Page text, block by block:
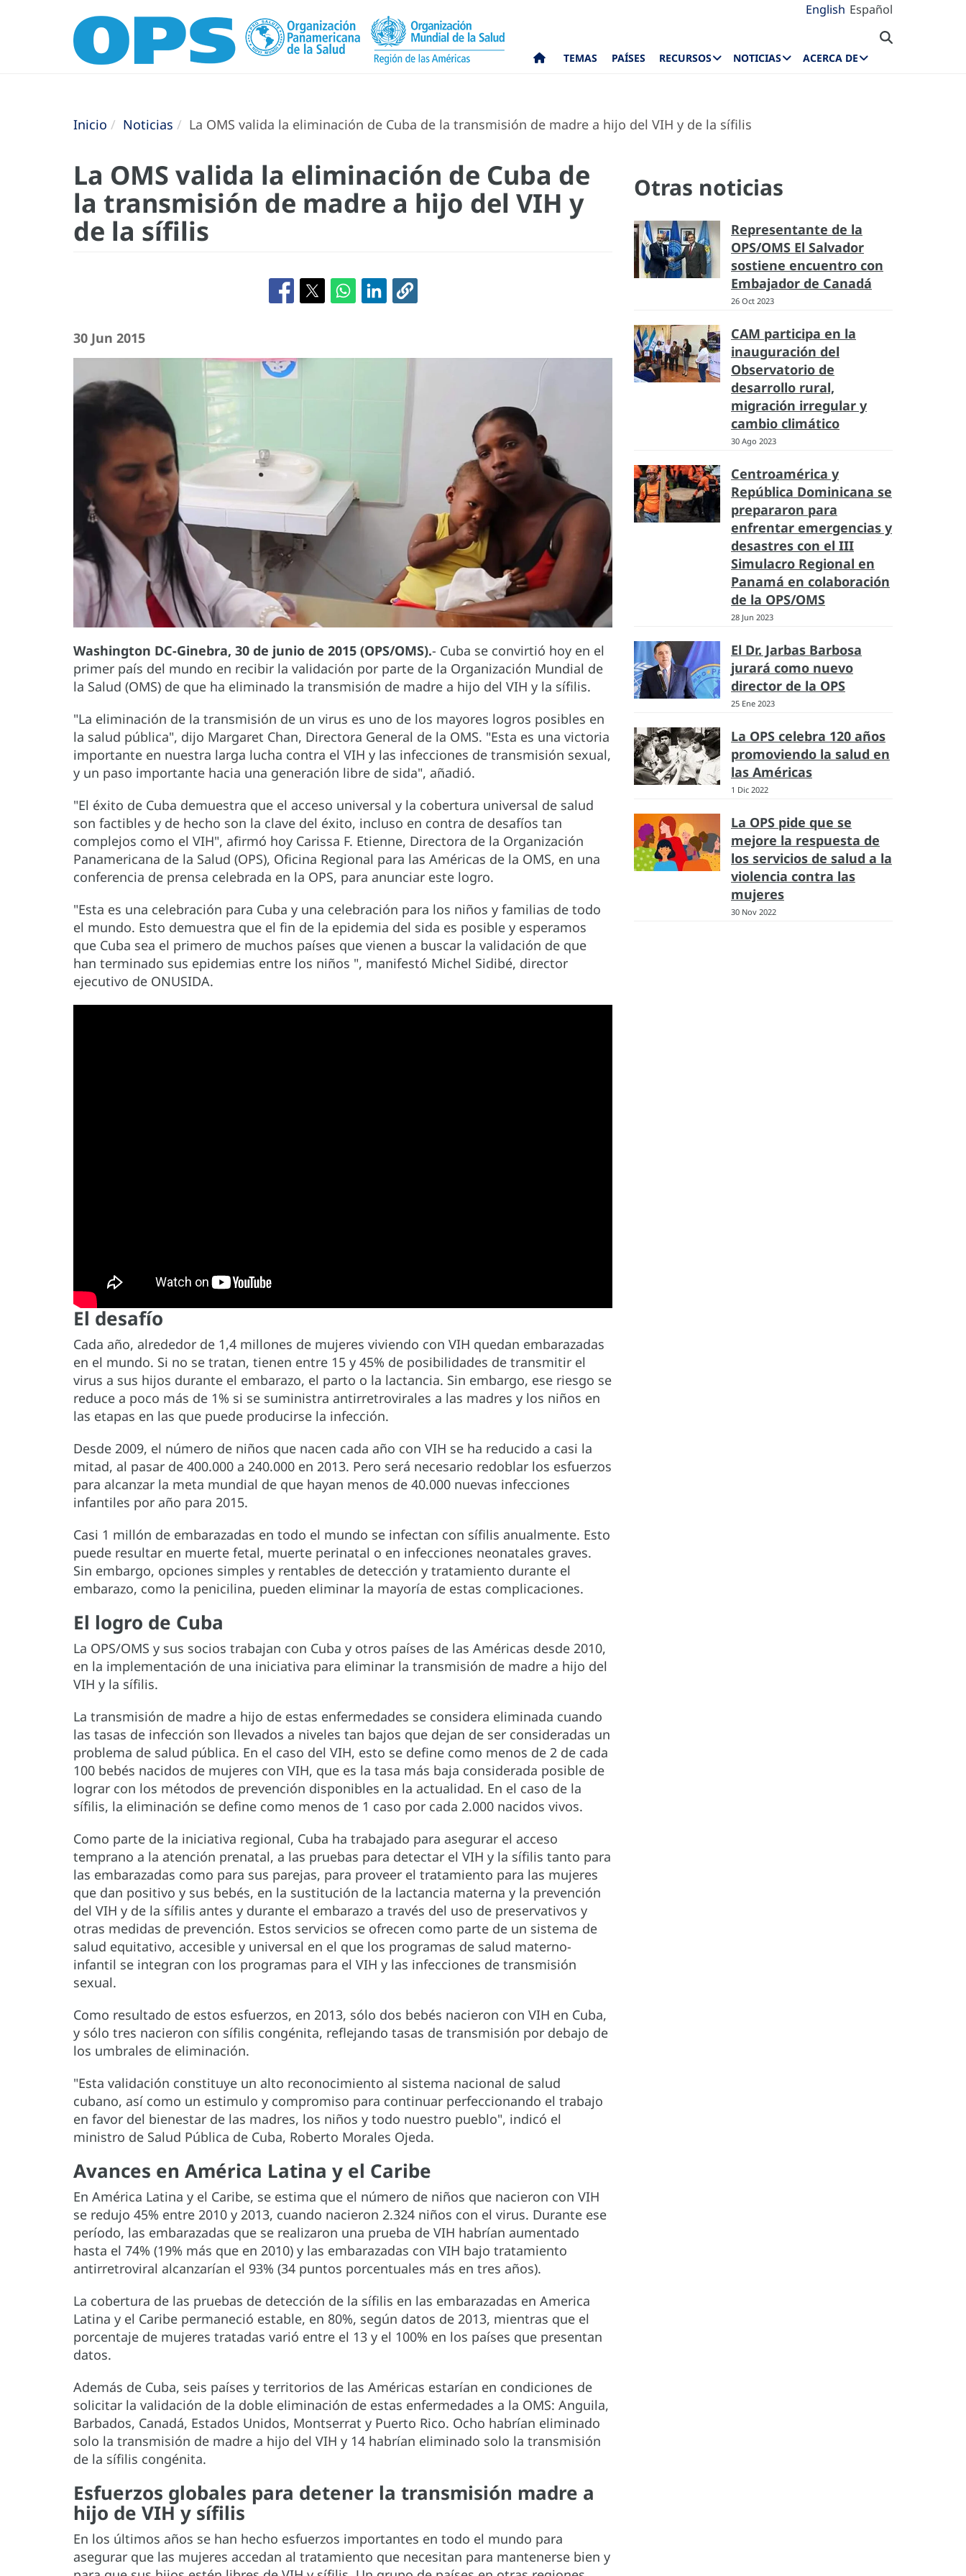
English Español
TEMAS PAÍSES RECURSOS NOTICIAS ACERCA DE
Inicio Noticias La OMS valida la eliminación de Cuba de la transmisión de madre a hijo del VIH y de la sífilis
La OMS valida la eliminación de Cuba de
la transmisión de madre a hijo del VIH y
de la sífilis
30 Jun 2015
Washington DC-Ginebra, 30 de junio de 2015 (OPS/OMS).- Cuba se convirtió hoy en el
primer país del mundo en recibir la validación por parte de la Organización Mundial de
la Salud (OMS) de que ha eliminado la transmisión de madre a hijo del VIH y la sífilis.
"La eliminación de la transmisión de un virus es uno de los mayores logros posibles en
la salud pública", dijo Margaret Chan, Directora General de la OMS. "Esta es una victoria
importante en nuestra larga lucha contra el VIH y las infecciones de transmisión sexual,
y un paso importante hacia una generación libre de sida", añadió.
"El éxito de Cuba demuestra que el acceso universal y la cobertura universal de salud
son factibles y de hecho son la clave del éxito, incluso en contra de desafíos tan
complejos como el VIH", afirmó hoy Carissa F. Etienne, Directora de la Organización
Panamericana de la Salud (OPS), Oficina Regional para las Américas de la OMS, en una
conferencia de prensa celebrada en la OPS, para anunciar este logro.
"Esta es una celebración para Cuba y una celebración para los niños y familias de todo
el mundo. Esto demuestra que el fin de la epidemia del sida es posible y esperamos
que Cuba sea el primero de muchos países que vienen a buscar la validación de que
han terminado sus epidemias entre los niños ", manifestó Michel Sidibé, director
ejecutivo de ONUSIDA.
El desafío
Cada año, alrededor de 1,4 millones de mujeres viviendo con VIH quedan embarazadas
en el mundo. Si no se tratan, tienen entre 15 y 45% de posibilidades de transmitir el
virus a sus hijos durante el embarazo, el parto o la lactancia. Sin embargo, ese riesgo se
reduce a poco más de 1% si se suministra antirretrovirales a las madres y los niños en
las etapas en las que puede producirse la infección.
Desde 2009, el número de niños que nacen cada año con VIH se ha reducido a casi la
mitad, al pasar de 400.000 a 240.000 en 2013. Pero será necesario redoblar los esfuerzos
para alcanzar la meta mundial de que hayan menos de 40.000 nuevas infecciones
infantiles por año para 2015.
Casi 1 millón de embarazadas en todo el mundo se infectan con sífilis anualmente. Esto
puede resultar en muerte fetal, muerte perinatal o en infecciones neonatales graves.
Sin embargo, opciones simples y rentables de detección y tratamiento durante el
embarazo, como la penicilina, pueden eliminar la mayoría de estas complicaciones.
El logro de Cuba
La OPS/OMS y sus socios trabajan con Cuba y otros países de las Américas desde 2010,
en la implementación de una iniciativa para eliminar la transmisión de madre a hijo del
VIH y la sífilis.
La transmisión de madre a hijo de estas enfermedades se considera eliminada cuando
las tasas de infección son llevados a niveles tan bajos que dejan de ser consideradas un
problema de salud pública. En el caso del VIH, esto se define como menos de 2 de cada
100 bebés nacidos de mujeres con VIH, que es la tasa más baja considerada posible de
lograr con los métodos de prevención disponibles en la actualidad. En el caso de la
sífilis, la eliminación se define como menos de 1 caso por cada 2.000 nacidos vivos.
Como parte de la iniciativa regional, Cuba ha trabajado para asegurar el acceso
temprano a la atención prenatal, a las pruebas para detectar el VIH y la sífilis tanto para
las embarazadas como para sus parejas, para proveer el tratamiento para las mujeres
que dan positivo y sus bebés, en la sustitución de la lactancia materna y la prevención
del VIH y de la sífilis antes y durante el embarazo a través del uso de preservativos y
otras medidas de prevención. Estos servicios se ofrecen como parte de un sistema de
salud equitativo, accesible y universal en el que los programas de salud materno-
infantil se integran con los programas para el VIH y las infecciones de transmisión
sexual.
Como resultado de estos esfuerzos, en 2013, sólo dos bebés nacieron con VIH en Cuba,
y sólo tres nacieron con sífilis congénita, reflejando tasas de transmisión por debajo de
los umbrales de eliminación.
"Esta validación constituye un alto reconocimiento al sistema nacional de salud
cubano, así como un estimulo y compromiso para continuar perfeccionando el trabajo
en favor del bienestar de las madres, los niños y todo nuestro pueblo", indicó el
ministro de Salud Pública de Cuba, Roberto Morales Ojeda.
Avances en América Latina y el Caribe
En América Latina y el Caribe, se estima que el número de niños que nacieron con VIH
se redujo 45% entre 2010 y 2013, cuando nacieron 2.324 niños con el virus. Durante ese
período, las embarazadas que se realizaron una prueba de VIH habrían aumentado
hasta el 74% (19% más que en 2010) y las embarazadas con VIH bajo tratamiento
antirretroviral alcanzarían el 93% (34 puntos porcentuales más en tres años).
La cobertura de las pruebas de detección de la sífilis en las embarazadas en America
Latina y el Caribe permaneció estable, en 80%, según datos de 2013, mientras que el
porcentaje de mujeres tratadas varió entre el 13 y el 100% en los países que presentan
datos.
Además de Cuba, seis países y territorios de las Américas estarían en condiciones de
solicitar la validación de la doble eliminación de estas enfermedades a la OMS: Anguila,
Barbados, Canadá, Estados Unidos, Montserrat y Puerto Rico. Ocho habrían eliminado
solo la transmisión de madre a hijo del VIH y 14 habrían eliminado solo la transmisión
de la sífilis congénita.
Esfuerzos globales para detener la transmisión madre a
hijo de VIH y sífilis
En los últimos años se han hecho esfuerzos importantes en todo el mundo para
asegurar que las mujeres accedan al tratamiento que necesitan para mantenerse bien y
Otras noticias
Representante de la
OPS/OMS El Salvador
sostiene encuentro con
Embajador de Canadá
26 Oct 2023
CAM participa en la
inauguración del
Observatorio de
desarrollo rural,
migración irregular y
cambio climático
30 Ago 2023
Centroamérica y
República Dominicana se
prepararon para
enfrentar emergencias y
desastres con el III
Simulacro Regional en
Panamá en colaboración
de la OPS/OMS
28 Jun 2023
El Dr. Jarbas Barbosa
jurará como nuevo
director de la OPS
25 Ene 2023
La OPS celebra 120 años
promoviendo la salud en
las Américas
1 Dic 2022
La OPS pide que se
mejore la respuesta de
los servicios de salud a la
violencia contra las
mujeres
30 Nov 2022